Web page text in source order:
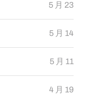
5 月 23
5 月 14
5 月 11
4 月 19